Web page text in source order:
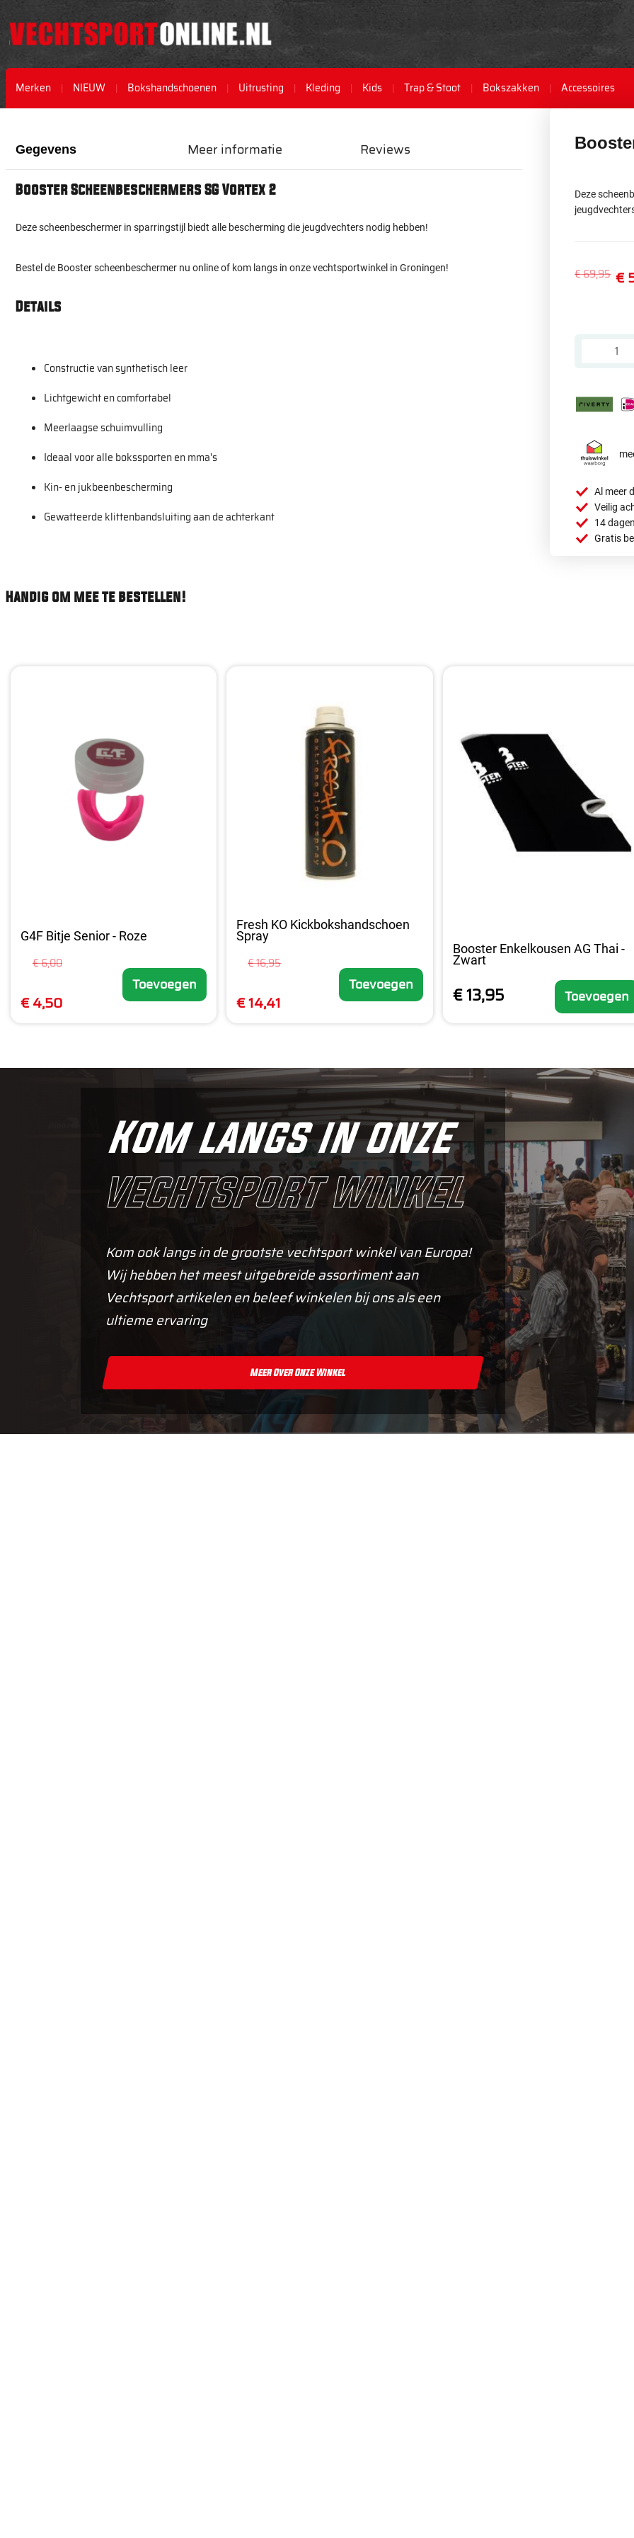
Merken NIEUW Bokshandschoenen Uitrusting Kleding Kids Trap & Stoot Bokszakken Accessoires
het
het
Deze
€
€ 69,95
Al meer
Veilig
14
Gratis
Gegevens
Booster Scheenbeschermers SG Vortex 2
Deze scheenbeschermer in sparringstijl biedt alle bescherming die jeugdvechters nodig hebben!
Bestel de Booster scheenbeschermer nu online of kom langs in onze vechtsportwinkel in Groningen!
Details
Constructie van synthetisch leer
Lichtgewicht en comfortabel
Meerlaagse schuimvulling
Ideaal voor alle bokssporten en mma's
Kin- en jukbeenbescherming
Gewatteerde klittenbandsluiting aan de achterkant
Meer informatie Reviews
Handig om mee te bestellen!
G4F Bitje Senior - Roze
€ 6,00
€ 4,50
Toevoegen
Fresh KO Kickbokshandschoen
Spray
€ 16,95
€ 14,41
Toevoegen
Booster Enkelkousen AG Thai -
Zwart
€ 13,95 Toevoegen
Kom langs in onze
vechtsport winkel
Kom ook langs in de grootste vechtsport winkel van Europa!
Wij hebben het meest uitgebreide assortiment aan
Vechtsport artikelen en beleef winkelen bij ons als een
ultieme ervaring
Meer Over Onze Winkel